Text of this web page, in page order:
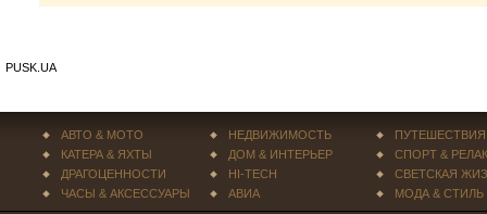
PUSK.UA
АВТО & МОТО
КАТЕРА & ЯХТЫ
ДРАГОЦЕННОСТИ
ЧАСЫ & АКСЕССУАРЫ
НЕДВИЖИМОСТЬ
ДОМ & ИНТЕРЬЕР
HI-TECH
АВИА
ПУТЕШЕСТВИЯ
СПОРТ &
СВЕТСКАЯ
МОДА & СТИЛЬ